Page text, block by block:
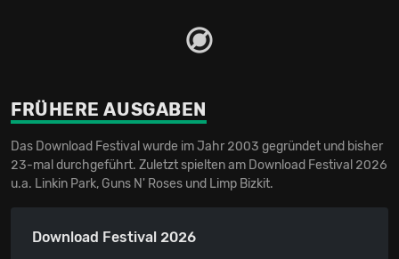
FRÜHERE AUSGABEN
Das Download Festival wurde im Jahr 2003 gegründet und bisher
23-mal durchgeführt. Zuletzt spielten am Download Festival 2026
u.a. Linkin Park, Guns N' Roses und Limp Bizkit.
Download Festival 2026